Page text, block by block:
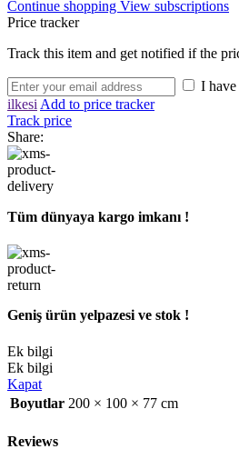
Continue shopping View subscriptions
Price tracker
Track this item and get notified if the
I have
ilkesiAdd to price tracker
Track price
Share:
Tüm dünyaya kargo imkanı !
Geniş ürün yelpazesi ve stok !
Ek bilgi
Ek bilgi
Kapat
Boyutlar 200 × 100 × 77 cm
Reviews